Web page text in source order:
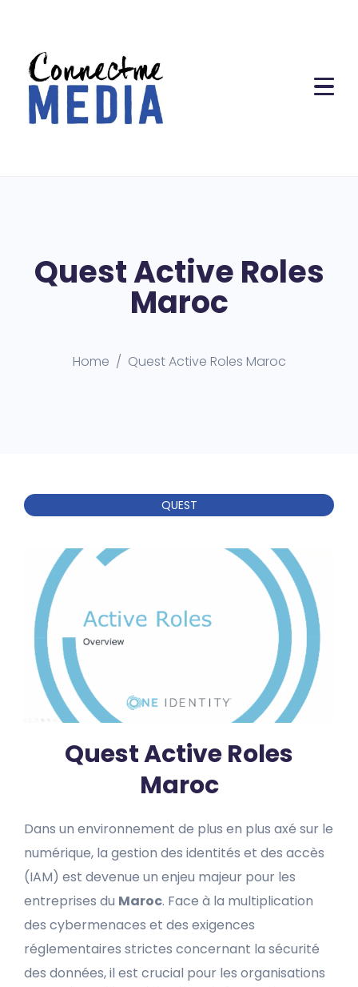
Quest Active Roles
Maroc
Home Quest Active Roles Maroc
QUEST
Quest Active Roles
Maroc
Dans un environnement de plus en plus axé sur le
numérique, la gestion des identités et des accès
(IAM) est devenue un enjeu majeur pour les
entreprises du Maroc. Face à la multiplication
des cybermenaces et des exigences
réglementaires strictes concernant la sécurité
des données, il est crucial pour les organisations